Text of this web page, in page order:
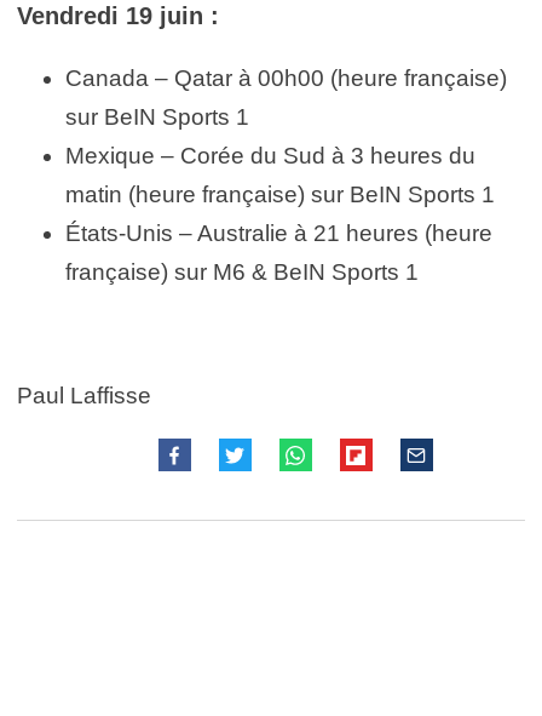
Vendredi 19 juin :
Canada – Qatar à 00h00 (heure française)
sur BeIN Sports 1
Mexique – Corée du Sud à 3 heures du
matin (heure française) sur BeIN Sports 1
États-Unis – Australie à 21 heures (heure
française) sur M6 & BeIN Sports 1
Paul Laffisse